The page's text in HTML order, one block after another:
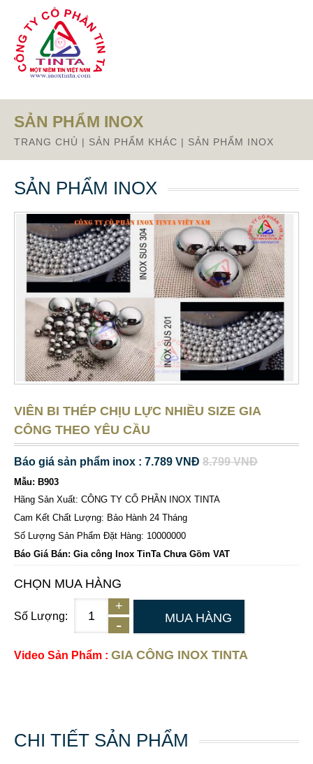
Từ mục này trở xuống là mã nguồn Zalo
SẢN PHẨM INOX
TRANG CHỦ | SẢN PHẨM KHÁC | SẢN PHẨM INOX
SẢN PHẨM INOX
VIÊN BI THÉP CHỊU LỰC NHIỀU SIZE GIA
CÔNG THEO YÊU CẦU
Báo giá sản phẩm inox : 7.789 VNĐ 8.799 VNĐ
Mẫu: B903
Hãng Sản Xuất: CÔNG TY CỔ PHẦN INOX TINTA
Cam Kết Chất Lượng: Bảo Hành 24 Tháng
Số Lượng Sản Phẩm Đặt Hàng: 10000000
Báo Giá Bán: Gia công Inox TinTa Chưa Gồm VAT
CHỌN MUA HÀNG
Số Lượng: MUA HÀNG
Video Sản Phẩm : GIA CÔNG INOX TINTA
CHI TIẾT SẢN PHẨM